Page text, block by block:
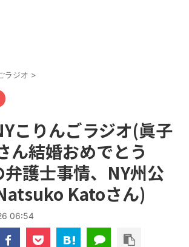
ラジオ >
こりんごラジオ(眞子
ん結婚おめでとう
弁護士事情、NY州公
Katoさん)
06:54